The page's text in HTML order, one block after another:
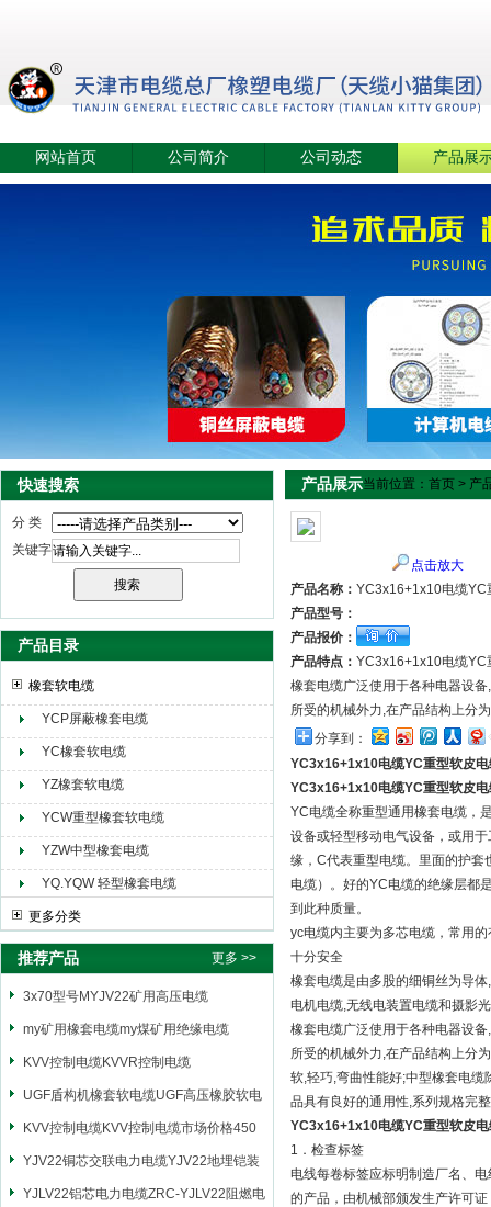
天津市电缆总厂橡塑电缆厂（天缆小猫集团）
网站首页 公司简介 公司动态 产品展
快速搜索
分 类
关键字
产品目录
橡套软电缆
YCP屏蔽橡套电缆
YC橡套软电缆
YZ橡套软电缆
YCW重型橡套软电缆
YZW中型橡套电缆
YQ.YQW 轻型橡套电缆
更多分类
推荐产品 更多 >>
3x70型号MYJV22矿用高压电缆
my矿用橡套电缆my煤矿用绝缘电缆
KVV控制电缆KVVR控制电缆
UGF盾构机橡套软电缆UGF高压橡胶软电
缆
KVV控制电缆KVV控制电缆市场价格450
YJV22铜芯交联电力电缆YJV22地埋铠装
电源电缆
YJLV22铝芯电力电缆ZRC-YJLV22阻燃电
产品展示当前位置： 首页 > 产
点击放大
产品名称： YC3x16+1x10电缆YC
产品型号：
产品报价：
产品特点： YC3x16+1x10电缆YC
橡套电缆广泛使用于各种电器设
所受的机械外力,在产品结构上分
分享到：
YC3x16+1x10电缆YC重型软皮电
YC3x16+1x10电缆YC重型软皮电
YC电缆全称重型通用橡套电缆，
设备或轻型移动电气设备，或用
缘，C代表重型电缆。里面的护套
电缆）。好的YC电缆的绝缘层都
到此种质量。
yc电缆内主要为多芯电缆，常用
十分安全
橡套电缆是由多股的细铜丝为导
电机电缆,无线电装置电缆和摄影
橡套电缆广泛使用于各种电器设
所受的机械外力,在产品结构上分
软,轻巧,弯曲性能好;中型橡套电
品具有良好的通用性,系列规格完
YC3x16+1x10电缆YC重型软皮电
1．检查标签
电线每卷标签应标明制造厂名、
的产品，由机械部颁发生产许可